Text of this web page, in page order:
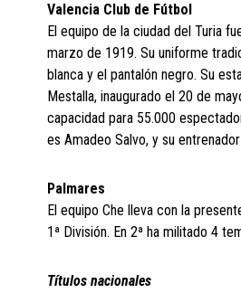
Valencia Club de Fútbol
El equipo de la ciudad del Turia
marzo de 1919. Su uniforme
blanca y el pantalón negro. Su
Mestalla, inaugurado el 20 de
capacidad para 55.000
es Amadeo Salvo, y su
Palmares
El equipo Che lleva con la
1ª División. En 2ª ha militado 4
Títulos nacionales